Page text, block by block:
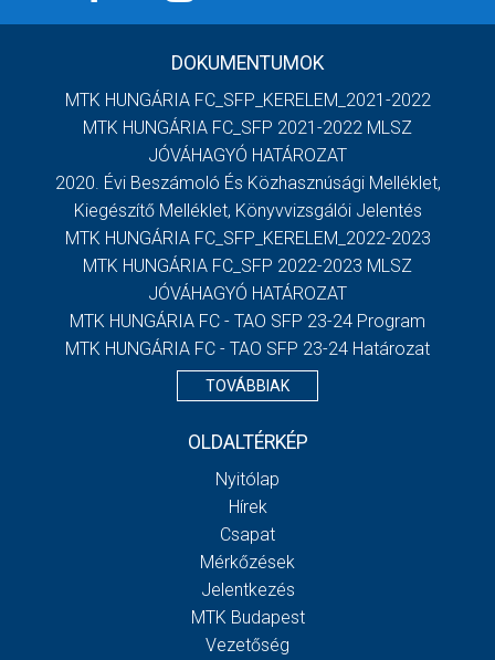
DOKUMENTUMOK
MTK HUNGÁRIA FC_SFP_KERELEM_2021-2022
MTK HUNGÁRIA FC_SFP 2021-2022 MLSZ
JÓVÁHAGYÓ HATÁROZAT
2020. Évi Beszámoló És Közhasznúsági Melléklet,
Kiegészítő Melléklet, Könyvvizsgálói Jelentés
MTK HUNGÁRIA FC_SFP_KERELEM_2022-2023
MTK HUNGÁRIA FC_SFP 2022-2023 MLSZ
JÓVÁHAGYÓ HATÁROZAT
MTK HUNGÁRIA FC - TAO SFP 23-24 Program
MTK HUNGÁRIA FC - TAO SFP 23-24 Határozat
TOVÁBBIAK
OLDALTÉRKÉP
Nyitólap
Hírek
Csapat
Mérkőzések
Jelentkezés
MTK Budapest
Vezetőség